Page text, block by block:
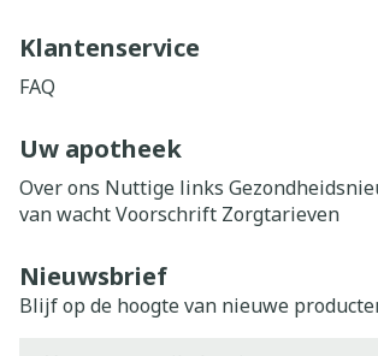
Klantenservice
FAQ
Uw apotheek
Over ons Nuttige links
van wachtVoorschrift Zorgtarieven
Nieuwsbrief
Blijf op de hoogte van nieuwe